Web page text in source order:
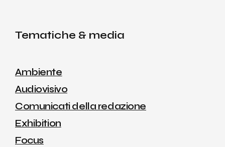
Tematiche & media
Ambiente
Audiovisivo
Comunicati della redazione
Exhibition
Focus